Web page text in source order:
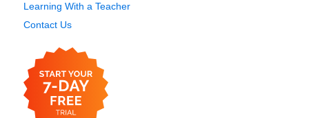
Learning With a Teacher
Contact Us